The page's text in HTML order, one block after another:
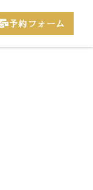
予約フォーム